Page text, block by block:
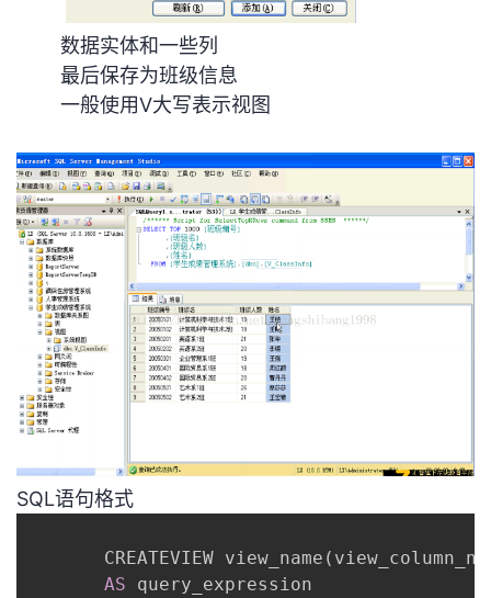
学
堂
我
的
课
程
我
的
认
证
我
的
实
验
我
的
收
Programs
持
我
的
技
术
支
持
我
的
云
声
建
议
数据实体和一些列
最后保存为班级信息
一般使用V大写表示视图
SQL语句格式
       CREATEVIEW view_name
(
AS query_expression